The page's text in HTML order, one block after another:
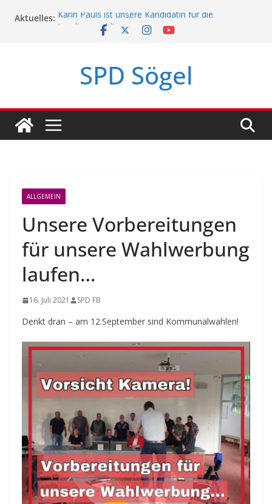
Inhalt
Aktuelles: Karin Pauls ist unsere Kandidatin für die
Landtagswahl!
SPD Sögel-Umfrage 2023
Politikerpaten-Programm für Jugendliche
SPD Sögel
ALLGEMEIN
Unsere Vorbereitungen
für unsere Wahlwerbung
laufen…
16. Juli 2021 SPD FB
Denkt dran – am 12.September sind Kommunalwahlen!